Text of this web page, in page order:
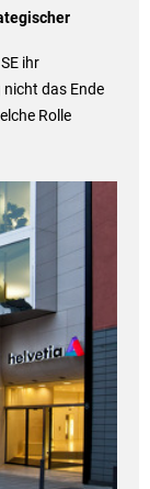
ihr
das Ende
Rolle